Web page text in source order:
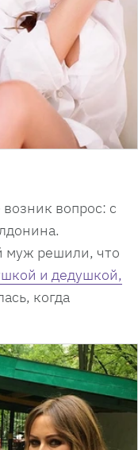
вопрос: с
муж решили, что
и дедушкой,
когда